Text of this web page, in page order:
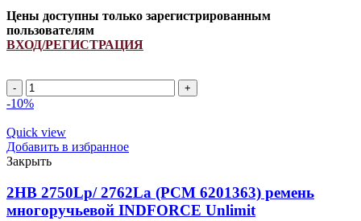
Цены доступны только зарегистрированным
пользователям
ВХОД/РЕГИСТРАЦИЯ
2HB
1710Lp/
4131781055
ремень
многоручьевой
INDFORCE
Strongest
quantity
-10%
Quick view
Добавить в избранное
Закрыть
2HB 2750Lp/ 2762La (PCM 6201363) ремень
многоручьевой INDFORCE Unlimit